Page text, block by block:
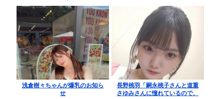
浅倉樹々ちゃんが爆乳のお知ら
せ
長野桃羽「嗣永桃子さんと道重
さゆみさんに憧れているので、